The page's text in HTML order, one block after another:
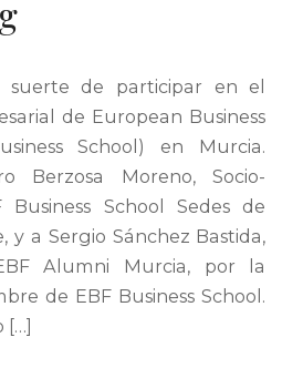
suerte de participar en el
de European Business
School) en Murcia.
Berzosa Moreno, Socio-
School Sedes de
y a Sergio Sánchez Bastida,
Alumni Murcia, por la
de EBF Business School.
[…]